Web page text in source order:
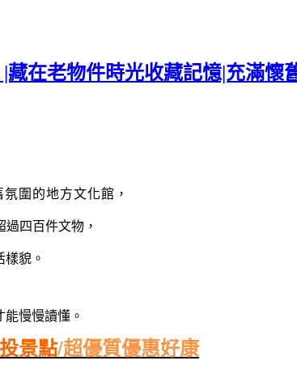
在老物件時光收藏記憶|充滿懷
氛圍的地方文化館，
過四百件文物，
貌。
慢慢讀懂。
景點/超優質優惠好康